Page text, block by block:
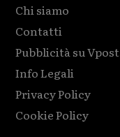
Chi siamo
Contatti
Pubblicità su Vpost
Info Legali
Privacy Policy
Cookie Policy